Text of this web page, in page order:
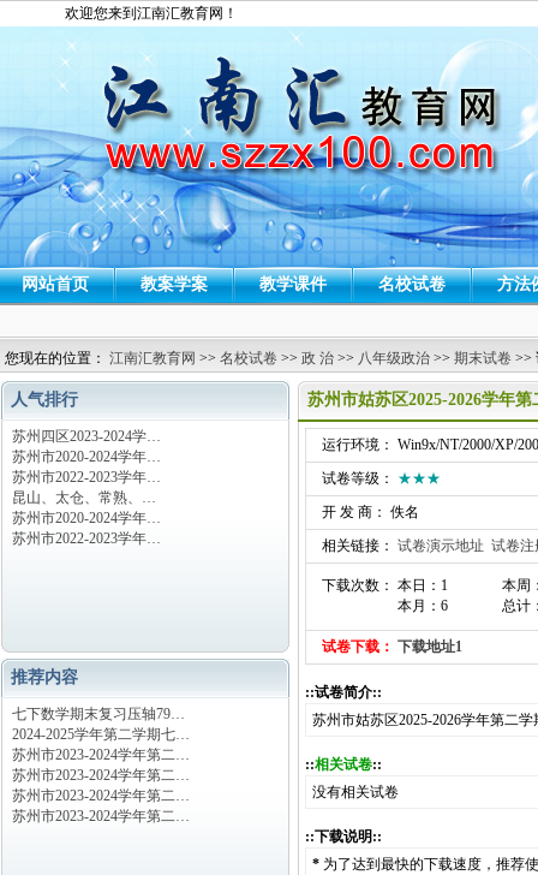
欢迎您来到江南汇教育网！
网站首页 教案学案 教学课件 名校试卷 方法
您现在的位置： 江南汇教育网 >> 名校试卷 >> 政 治 >> 八年级政治 >> 期末试卷 >>
人气排行
苏州四区2023-2024学…
苏州市2020-2024学年…
苏州市2022-2023学年…
昆山、太仓、常熟、…
苏州市2020-2024学年…
苏州市2022-2023学年…
推荐内容
七下数学期末复习压轴79…
2024-2025学年第二学期七…
苏州市2023-2024学年第二…
苏州市2023-2024学年第二…
苏州市2023-2024学年第二…
苏州市2023-2024学年第二…
苏州市姑苏区2025-2026学年
运行环境： Win9x/NT/2000/XP/
试卷等级： ★★★
开 发 商： 佚名
相关链接： 试卷演示地址 试卷注
下载次数： 本日：1
本月：6
本周
总计
试卷下载： 下载地址1
::试卷简介::
苏州市姑苏区2025-2026学年第二
::相关试卷::
没有相关试卷
::下载说明::
* 为了达到最快的下载速度，推荐